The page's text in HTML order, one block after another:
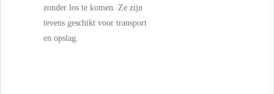
zonder los te komen. Ze zijn
tevens geschikt voor transport
en opslag.